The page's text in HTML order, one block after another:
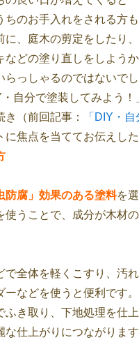
ちのお手入れをされる方
に、庭木の剪定をしたり
などの塗り直しをしよう
らっしゃるのではないで
自分で塗装してみよう
（前回記事：
「DIY・
に焦点を当ててお伝えした
防腐」効果のある塗料を
使うことで、成分が木材
全体を軽くこすり、汚
などを使うと便利です。
き取り、下地処理を仕上
仕上がりにつながります